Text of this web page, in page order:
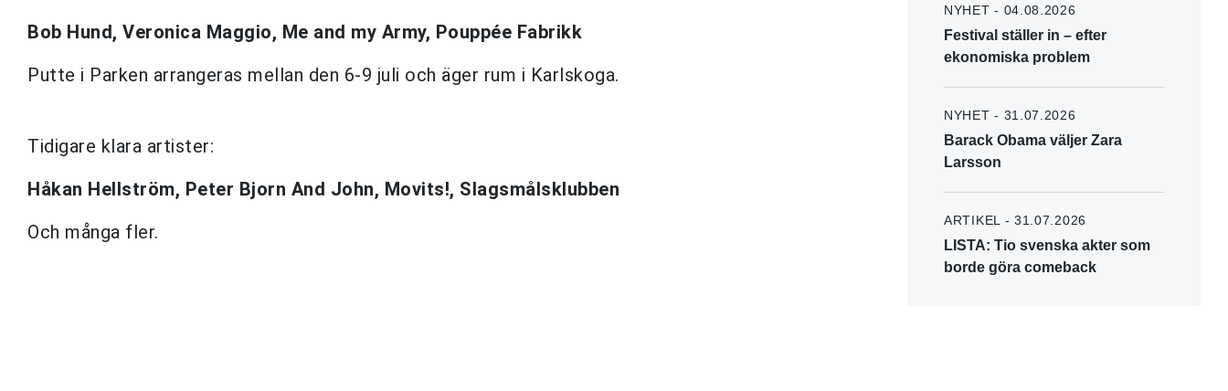
Bob Hund, Veronica Maggio, Me and my Army, Pouppée Fabrikk
Putte i Parken arrangeras mellan den 6-9 juli och äger rum i Karlskoga.
Tidigare klara artister:
Håkan Hellström, Peter Bjorn And John, Movits!, Slagsmålsklubben
Och många fler.
NYHET - 04.08.2026
Festival ställer in – efter
ekonomiska problem
NYHET - 31.07.2026
Barack Obama väljer Zara
Larsson
ARTIKEL - 31.07.2026
LISTA: Tio svenska akter som
borde göra comeback